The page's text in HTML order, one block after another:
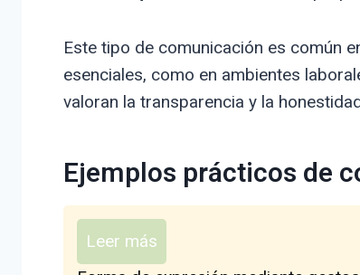
Este tipo de comunicación es común
esenciales, como en ambientes
valoran la transparencia y la
Ejemplos prácticos de
Leer más